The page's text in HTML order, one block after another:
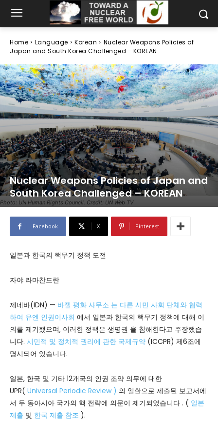
Home Language Korean
Nuclear Weapons Policies of
Japan and South Korea Challenged - KOREAN
Photo: UN Human Rights Council. Credit: UN Web TV
Nuclear Weapons Policies of Japan and
South Korea Challenged – KOREAN
Facebook X Pinterest
일본과 한국의 핵무기 정책 도전
자야 라마찬드란
제네바(IDN) — 바젤 평화 사무소 는 다른 시민 사회 단체와 협력
하여 유엔 인권이사회 에서 일본과 한국의 핵무기 정책에 대해 이
의를 제기했으며, 이러한 정책은 생명권 을 침해한다고 주장했습
니다. 시민적 및 정치적 권리에 관한 국제규약 (ICCPR) 제6조에
명시되어 있습니다.
일본, 한국 및 기타 12개국의 인권 조약 의무에 대한
UPR( Universal Periodic Review ) 의 일환으로 제출된 보고서에
서 두 동아시아 국가의 핵 전략에 의문이 제기되었습니다 . ( 일본
제출 및 한국 제출 참조 ).